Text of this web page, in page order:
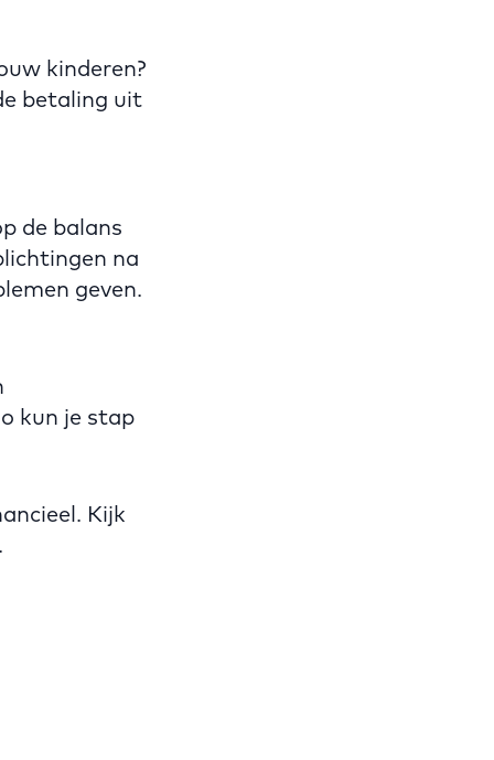
kinderen?
betaling uit
de balans
na
geven.
kun je stap
Kijk